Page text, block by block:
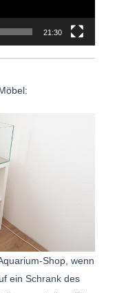
21:30
Shop, wenn
ein Schrank des